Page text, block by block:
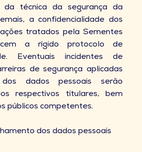
técnica da segurança da
a confidencialidade dos
tratados pela Sementes
a rígido protocolo de
Eventuais incidentes de
de segurança aplicadas
dados pessoais serão
respectivos titulares, bem
públicos competentes.
dos dados pessoais